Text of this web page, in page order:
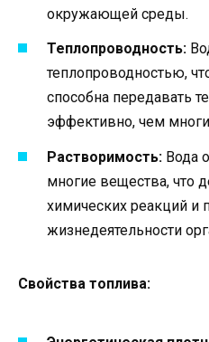
окружающей среды.
Теплопроводность:
теплопроводностью,
способна передавать
эффективно, чем
Растворимость: Вода
многие вещества, что
химических реакций и
жизнедеятельности
Свойства топлива: